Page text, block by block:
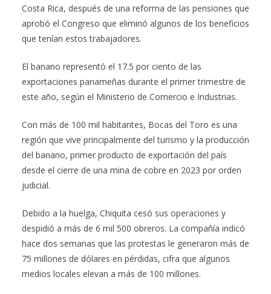
Costa Rica, después de una reforma de las pensiones que
aprobó el Congreso que eliminó algunos de los beneficios
que tenían estos trabajadores.
El banano representó el 17.5 por ciento de las
exportaciones panameñas durante el primer trimestre de
este año, según el Ministerio de Comercio e Industrias.
Con más de 100 mil habitantes, Bocas del Toro es una
región que vive principalmente del turismo y la producción
del banano, primer producto de exportación del país
desde el cierre de una mina de cobre en 2023 por orden
judicial.
Debido a la huelga, Chiquita cesó sus operaciones y
despidió a más de 6 mil 500 obreros. La compañía indicó
hace dos semanas que las protestas le generaron más de
75 millones de dólares en pérdidas, cifra que algunos
medios locales elevan a más de 100 millones.